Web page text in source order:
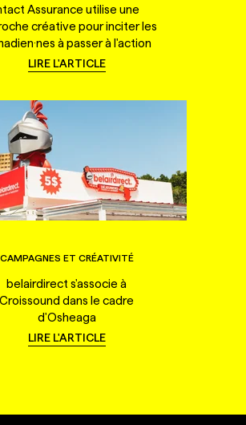
Assurance utilise une
créative pour inciter les
à passer à l'action
LIRE L'ARTICLE
CAMPAGNES ET CRÉATIVITÉ
belairdirect s'associe à
Croissound dans le cadre
d'Osheaga
LIRE L'ARTICLE